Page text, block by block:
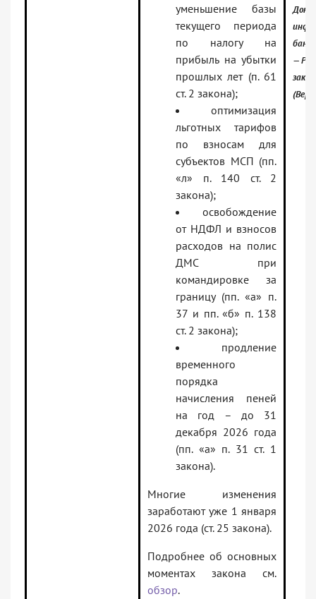
уменьшение базы
текущего периода
по налогу на
прибыль на убытки
прошлых лет (п. 61
ст. 2 закона);
оптимизация
льготных тарифов
по взносам для
субъектов МСП (пп.
«л» п. 140 ст. 2
закона);
освобождение
от НДФЛ и взносов
расходов на полис
ДМС при
командировке за
границу (пп. «а» п.
37 и пп. «б» п. 138
ст. 2 закона);
продление
временного
порядка
начисления пеней
на год – до 31
декабря 2026 года
(пп. «а» п. 31 ст. 1
закона).
Многие изменения
заработают уже 1 января
2026 года (ст. 25 закона).
Подробнее об основных
моментах закона см.
обзор.
банк:
—